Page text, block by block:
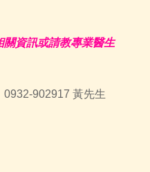
關資訊或請教專業醫生
902917 黃先生